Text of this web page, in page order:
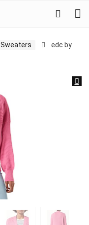
Sweaters
edc by